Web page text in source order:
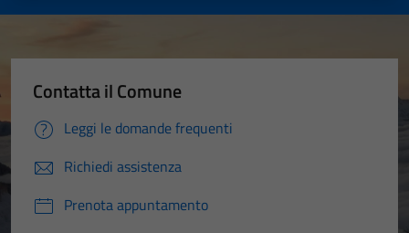
Contatta il Comune
Leggi le domande frequenti
Richiedi assistenza
Prenota appuntamento